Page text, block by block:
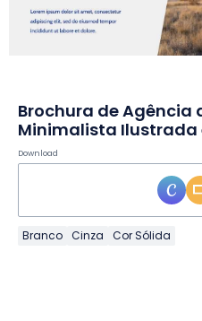
Brochura de Agência
Minimalista Ilustrada
Download
Branco Cinza Cor Sólida